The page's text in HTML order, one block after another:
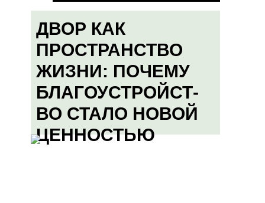
ДВОР КАК
ПРОСТРАНСТВО
ЖИЗНИ: ПОЧЕМУ
БЛАГОУСТРОЙСТ-
ВО СТАЛО НОВОЙ
ЦЕННОСТЬЮ